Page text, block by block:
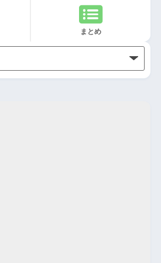
まとめ